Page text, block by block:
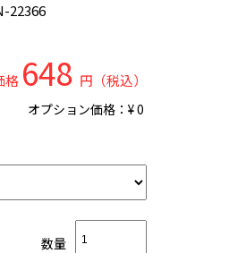
22366
格 648 円（税込）
オプション価格：¥0
数量